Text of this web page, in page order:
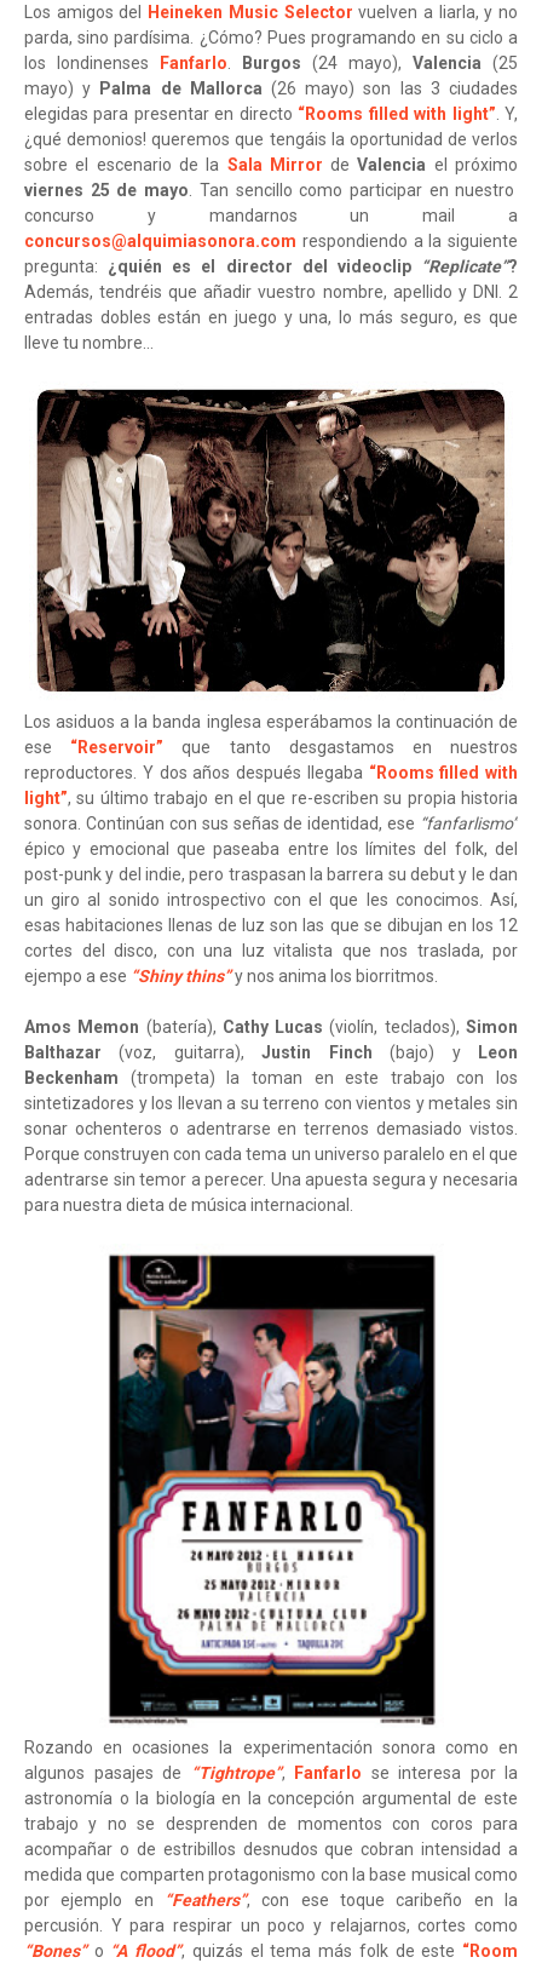
Los amigos del Heineken Music Selector vuelven a liarla, y no
parda, sino pardísima. ¿Cómo? Pues programando en su ciclo a
los londinenses
Fanfarlo. Burgos (24 mayo), Valencia (25
mayo) y Palma de Mallorca (26 mayo) son las 3 ciudades
elegidas para presentar en directo “Rooms filled with light”. Y,
¿qué demonios! queremos que tengáis la oportunidad de verlos
sobre el escenario de la Sala Mirror deValencia el próximo
viernes 25 de mayo. Tan sencillo como participar en nuestro
concurso y mandarnos un mail a
concursos@alquimiasonora.com respondiendo a la siguiente
pregunta: ¿quién es el director del videoclip “Replicate”?
Además, tendréis que añadir vuestro nombre, apellido y DNI. 2
entradas dobles están en juego y una, lo más seguro, es que
lleve tu nombre...
Los asiduos a la banda inglesa esperábamos la continuación de
ese “Reservoir” que tanto desgastamos en nuestros
reproductores. Y dos años después llegaba “Rooms filled with
light”, su último trabajo en el que re-escriben su propia historia
sonora. Continúan con sus señas de identidad, ese “fanfarlismo”
épico y emocional que paseaba entre los límites del folk, del
post-punk y del indie, pero traspasan la barrera su debut y le dan
un giro al sonido introspectivo con el que les conocimos. Así,
esas habitaciones llenas de luz son las que se dibujan en los 12
cortes del disco, con una luz vitalista que nos traslada, por
ejempo a ese “Shiny thins”y nos anima los biorritmos.
Amos Memon (batería), Cathy Lucas (violín, teclados),Simon
Balthazar (voz, guitarra),Justin Finch (bajo) y
Leon
Beckenham (trompeta) la toman en este trabajo con los
sintetizadores y los llevan a su terreno con vientos y metales sin
sonar ochenteros o adentrarse en terrenos demasiado vistos.
Porque construyen con cada tema un universo paralelo en el que
adentrarse sin temor a perecer. Una apuesta segura y necesaria
para nuestra dieta de música internacional.
Rozando en ocasiones la experimentación sonora como en
algunos pasajes de
“Tightrope”, Fanfarlo se interesa por la
astronomía o la biología en la concepción argumental de este
trabajo y no se desprenden de momentos con coros para
acompañar o de estribillos desnudos que cobran intensidad a
medida que comparten protagonismo con la base musical como
por ejemplo en
“Feathers”, con ese toque caribeño en la
percusión. Y para respirar un poco y relajarnos, cortes como
“Bones”o “A flood”, quizás el tema más folk de este “Room